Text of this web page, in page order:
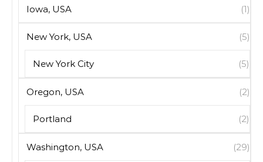
Iowa, USA (1)
New York, USA (5)
New York City (5)
Oregon, USA (2)
Portland (2)
Washington, USA (29)